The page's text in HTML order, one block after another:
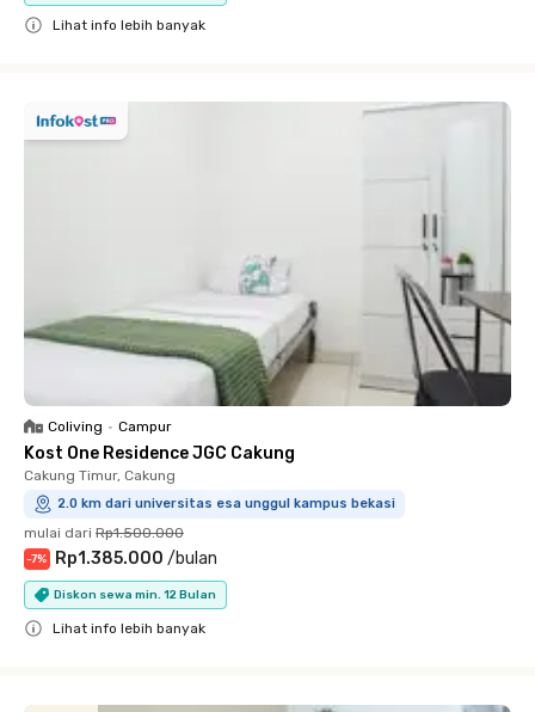
Lihat info lebih banyak
Coliving • Campur
Kost One Residence JGC Cakung
Cakung Timur, Cakung
2.0 km dari universitas esa unggul kampus bekasi
mulai dari Rp1.500.000
-7% Rp1.385.000 /bulan
Diskon sewa min. 12 Bulan
Lihat info lebih banyak